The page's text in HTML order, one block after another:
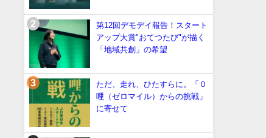
第12回デモデイ報告！スタート
アップ大賞"おてつたび"が描く
「地域共創」の希望
ただ、走れ、ひたすらに。「０
哩（ゼロマイル）からの挑戦」
に寄せて